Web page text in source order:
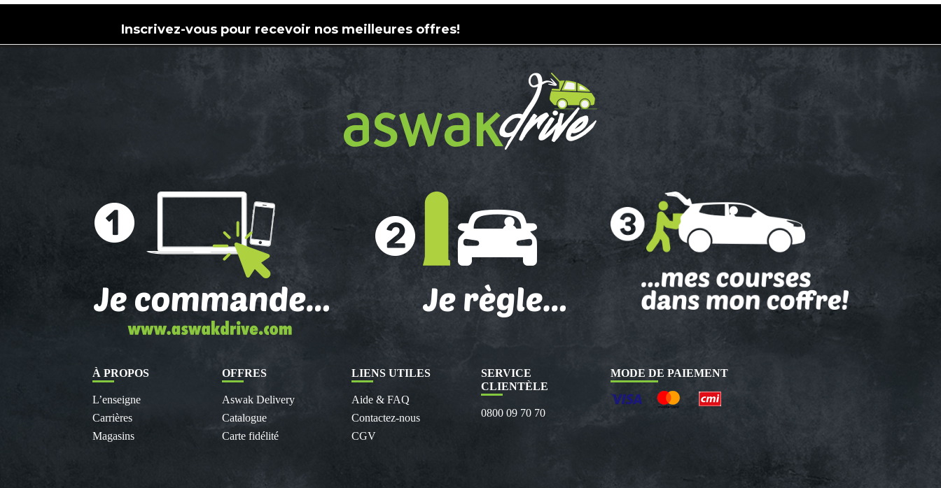
Inscrivez-vous pour recevoir nos meilleures offres!
À PROPOS
L’enseigne
Carrières
Magasins
OFFRES
Aswak Delivery
Catalogue
Carte fidélité
LIENS UTILES
Aide & FAQ
Contactez-nous
CGV
SERVICE
CLIENTÈLE
0800 09 70 70
MODE DE PAIEMENT